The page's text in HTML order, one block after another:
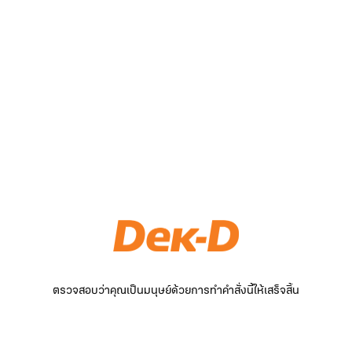
ตรวจสอบว่าคุณเป็นมนุษย์ด้วยการทำคำสั่งนี้ให้เสร็จสิ้น